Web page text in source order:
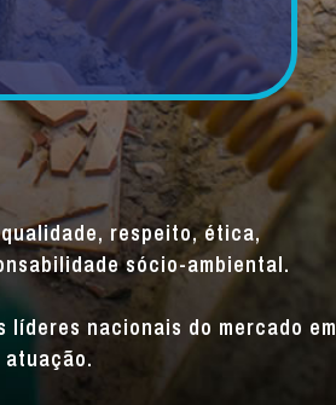
respeito, ética,
sócio-ambiental.
nacionais do mercado em